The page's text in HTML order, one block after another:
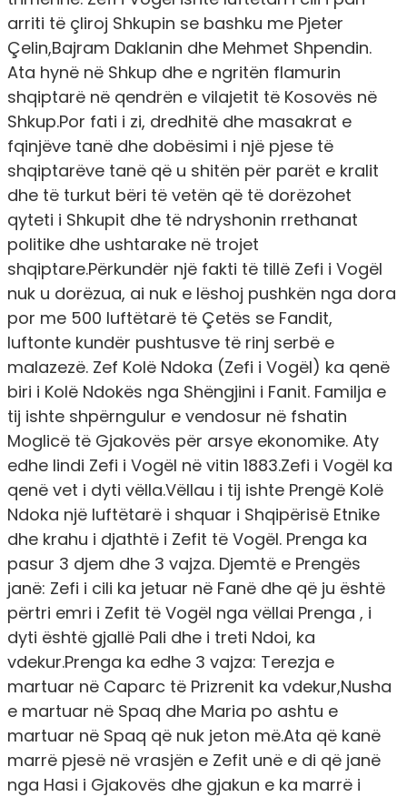
arriti të çliroj Shkupin se bashku me Pjeter
Çelin,Bajram Daklanin dhe Mehmet Shpendin.
Ata hynë në Shkup dhe e ngritën flamurin
shqiptarë në qendrën e vilajetit të Kosovës në
Shkup.Por fati i zi, dredhitë dhe masakrat e
fqinjëve tanë dhe dobësimi i një pjese të
shqiptarëve tanë që u shitën për parët e kralit
dhe të turkut bëri të vetën që të dorëzohet
qyteti i Shkupit dhe të ndryshonin rrethanat
politike dhe ushtarake në trojet
shqiptare.Përkundër një fakti të tillë Zefi i Vogël
nuk u dorëzua, ai nuk e lëshoj pushkën nga dora
por me 500 luftëtarë të Çetës se Fandit,
luftonte kundër pushtusve të rinj serbë e
malazezë. Zef Kolë Ndoka (Zefi i Vogël) ka qenë
biri i Kolë Ndokës nga Shëngjini i Fanit. Familja e
tij ishte shpërngulur e vendosur në fshatin
Moglicë të Gjakovës për arsye ekonomike. Aty
edhe lindi Zefi i Vogël në vitin 1883.Zefi i Vogël ka
qenë vet i dyti vëlla.Vëllau i tij ishte Prengë Kolë
Ndoka një luftëtarë i shquar i Shqipërisë Etnike
dhe krahu i djathtë i Zefit të Vogël. Prenga ka
pasur 3 djem dhe 3 vajza. Djemtë e Prengës
janë: Zefi i cili ka jetuar në Fanë dhe që ju është
përtri emri i Zefit të Vogël nga vëllai Prenga , i
dyti është gjallë Pali dhe i treti Ndoi, ka
vdekur.Prenga ka edhe 3 vajza: Terezja e
martuar në Caparc të Prizrenit ka vdekur,Nusha
e martuar në Spaq dhe Maria po ashtu e
martuar në Spaq që nuk jeton më.Ata që kanë
marrë pjesë në vrasjën e Zefit unë e di që janë
nga Hasi i Gjakovës dhe gjakun e ka marrë i